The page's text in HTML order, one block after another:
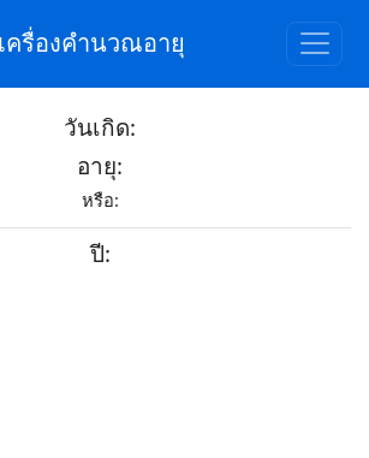
เครื่องคำนวณอายุ
วันเกิด:
อายุ:
หรือ:
ปี: